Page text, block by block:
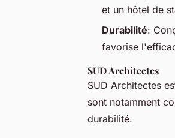
et un hôtel de
Durabilité:
favorise
SUD Architectes
SUD Architectes
sont notamment
durabilité.